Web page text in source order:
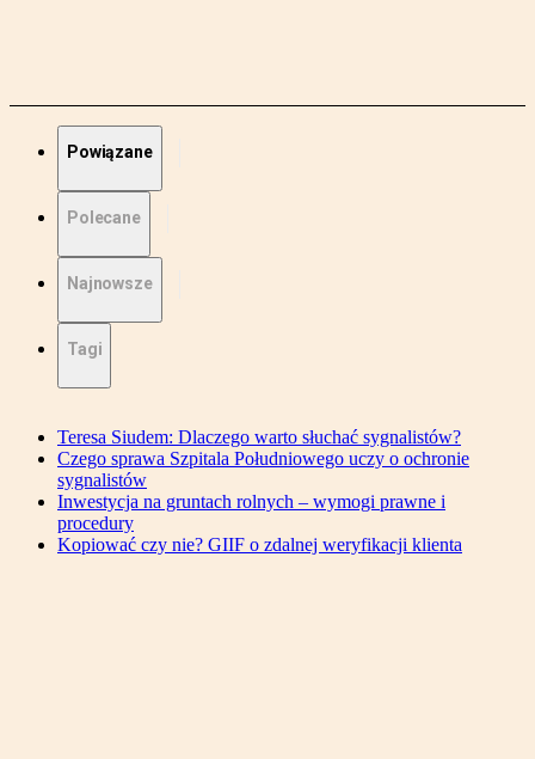
Powiązane
Polecane
Najnowsze
Tagi
Teresa Siudem: Dlaczego warto słuchać sygnalistów?
Czego sprawa Szpitala Południowego uczy o ochronie
sygnalistów
Inwestycja na gruntach rolnych – wymogi prawne i
procedury
Kopiować czy nie? GIIF o zdalnej weryfikacji klienta